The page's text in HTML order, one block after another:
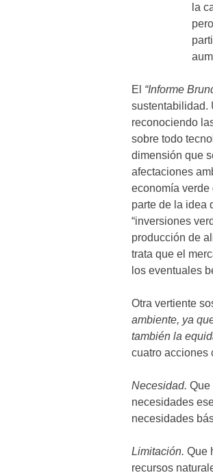
la
El “Informe
sustentabilidad.
reconociendo
sobre todo
dimensión que
afectaciones
economía
parte de la idea
“inversiones
producción de
trata que el
los eventuales
Otra vertiente
ambiente, ya
también la
cuatro acciones
Necesidad. Que
necesidades
necesidades
Limitación. Que
recursos